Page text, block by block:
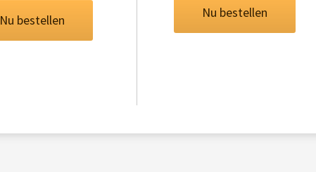
Nu bestellen Nu bestellen